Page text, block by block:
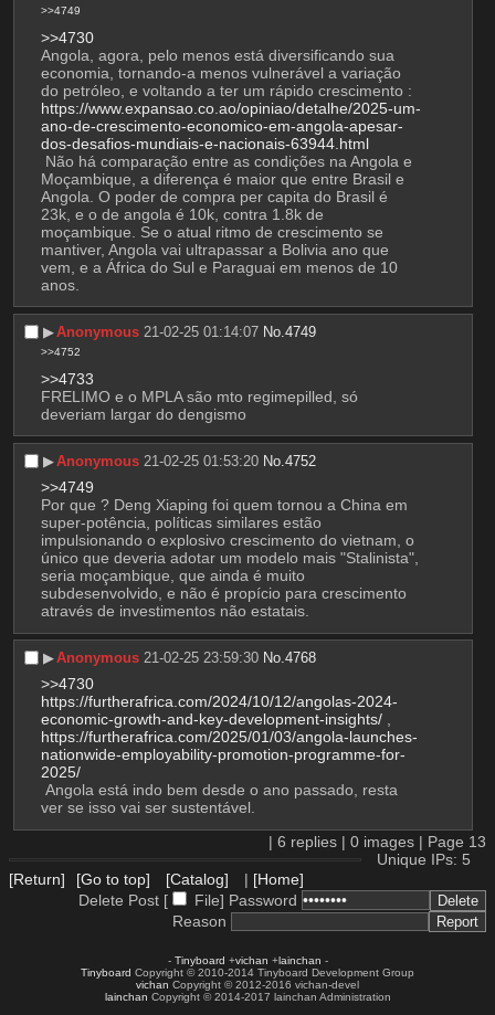
>>4749
>>4730
Angola, agora, pelo menos está diversificando sua
economia, tornando-a menos vulnerável a variação
https://www.expansao.co.ao/opiniao/detalhe/2025-um-
ano-de-crescimento-economico-em-angola-apesar-
dos-desafios-mundiais-e-nacionais-63944.html
Moçambique, a diferença é maior que entre Brasil e
Angola. O poder de compra per capita do Brasil é
23k, e o de angola é 10k, contra 1.8k de
moçambique. Se o atual ritmo de crescimento se
mantiver, Angola vai ultrapassar a Bolivia ano que
vem, e a África do Sul e Paraguai em menos de 10
anos.
▶︎Anonymous 21-02-25 01:14:07 No.4749
>>4752
>>4733
FRELIMO e o MPLA são mto regimepilled, só
deveriam largar do dengismo
▶︎Anonymous 21-02-25 01:53:20 No.4752
>>4749
Por que ? Deng Xiaping foi quem tornou a China em
super-potência, políticas similares estão
impulsionando o explosivo crescimento do vietnam, o
único que deveria adotar um modelo mais "Stalinista",
seria moçambique, que ainda é muito
subdesenvolvido, e não é propício para crescimento
através de investimentos não estatais.
▶︎Anonymous 21-02-25 23:59:30 No.4768
>>4730
https://furtherafrica.com/2024/10/12/angolas-2024-
economic-growth-and-key-development-insights/
https://furtherafrica.com/2025/01/03/angola-launches-
nationwide-employability-promotion-programme-for-
2025/
ver se isso vai ser sustentável.
| 6 replies | 0 images | Page 13
Unique IPs: 5
[Return]
[Go to top] [Catalog] | [Home]
Delete Post [
File] Password
Reason
- Tinyboard +vichan +lainchan -
Tinyboard Copyright © 2010-2014 Tinyboard Development Group
vichan Copyright © 2012-2016 vichan-devel
lainchan Copyright © 2014-2017 lainchan Administration